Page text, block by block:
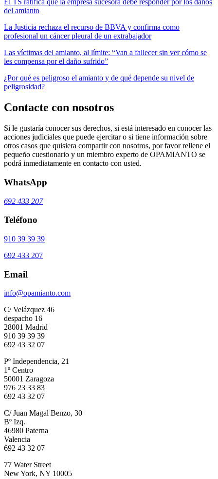
El TS ratifica que la empresa sucesora debe responder por los daños
del amianto
La Justicia rechaza el recurso de BBVA y confirma como
profesional un cáncer pleural de un extrabajador
Las víctimas del amianto, al límite: “Van a fallecer sin ver cómo se
les compensa por el daño sufrido”
¿Por qué es peligroso el amianto y de qué depende su nivel de
peligrosidad?
Contacte con nosotros
Si le gustaría conocer sus derechos, si está interesado en conocer las
acciones judiciales que puede ejercitar o si tiene información sobre
otros casos que quisiera compartir con nosotros, por favor rellene el
pequeño cuestionario y un miembro experto de OPAMIANTO se
podrá inmediatamente en contacto con usted.
WhatsApp
692 433 207
Teléfono
910 39 39 39
692 433 207
Email
info@opamianto.com
C/ Velázquez 46
despacho 16
28001 Madrid
910 39 39 39
692 43 32 07
Pº Independencia, 21
1º Centro
50001 Zaragoza
976 23 33 83
692 43 32 07
C/ Juan Magal Benzo, 30
Bº Izq.
46980 Paterna
Valencia
692 43 32 07
77 Water Street
New York, NY 10005